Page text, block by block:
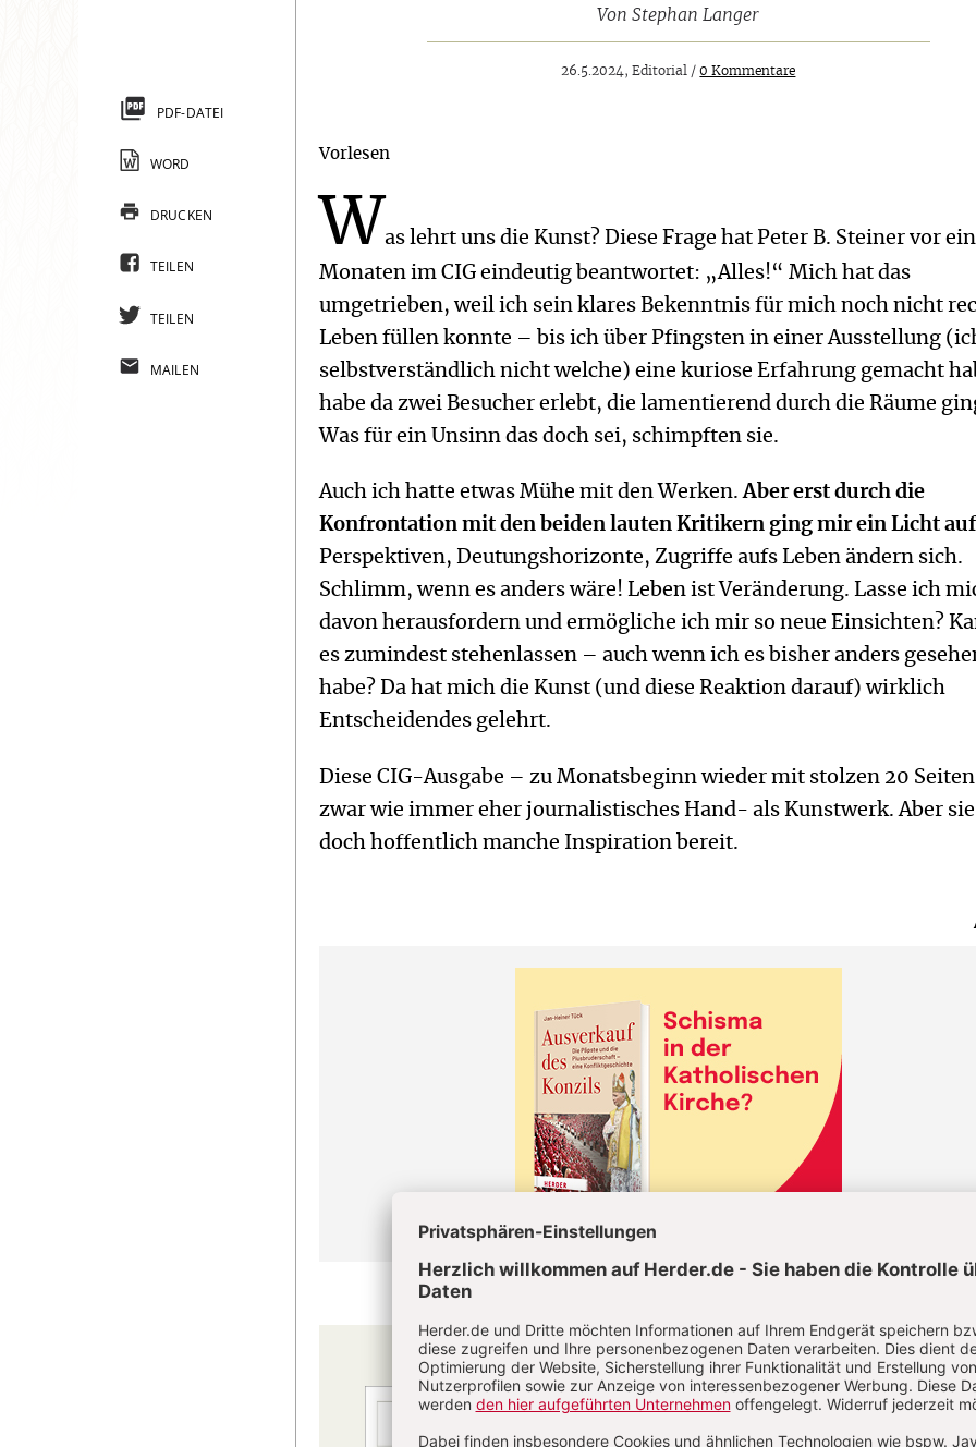
VonStephan Langer
26.5.2024, Editorial /0 Kommentare
Vorlesen
Was lehrt uns die Kunst? Diese Frage hat Peter B. Steiner vor
Monaten im CIG eindeutig beantwortet: „Alles!“ Mich hat das
umgetrieben, weil ich sein klares Bekenntnis für mich noch nicht
Leben füllen konnte – bis ich über Pfingsten in einer Ausstellung
selbstverständlich nicht welche) eine kuriose Erfahrung gemacht
habe da zwei Besucher erlebt, die lamentierend durch die Räume
Was für ein Unsinn das doch sei, schimpften sie.
Auch ich hatte etwas Mühe mit den Werken.Aber erst durch die
Konfrontation mit den beiden lauten Kritikern ging mir ein Licht
Perspektiven, Deutungshorizonte, Zugriffe aufs Leben ändern sich.
Schlimm, wenn es anders wäre! Leben ist Veränderung. Lasse ich
davon herausfordern und ermögliche ich mir so neue Einsichten?
es zumindest stehenlassen – auch wenn ich es bisher anders
habe? Da hat mich die Kunst (und diese Reaktion darauf) wirklich
Entscheidendes gelehrt.
Diese CIG-Ausgabe – zu Monatsbeginn wieder mit stolzen 20
zwar wie immer eher journalistisches Hand- als Kunstwerk. Aber
doch hoffentlich manche Inspiration bereit.
CHRIST IN DER GEGENWART IM ABO
PDF-DATEI
WORD
DRUCKEN
TEILEN
TEILEN
MAILEN